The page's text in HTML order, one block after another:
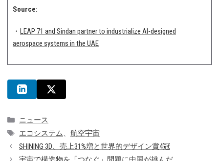
Source:
・ LEAP 71 and Sindan partner to industrialize AI-designed
aerospace systems in the UAE
カ
テ
リ
ニュース
タ
グ
エコシステム、 航空宇宙
SHINING 3D、売上31%増と世界的デザイン賞4冠